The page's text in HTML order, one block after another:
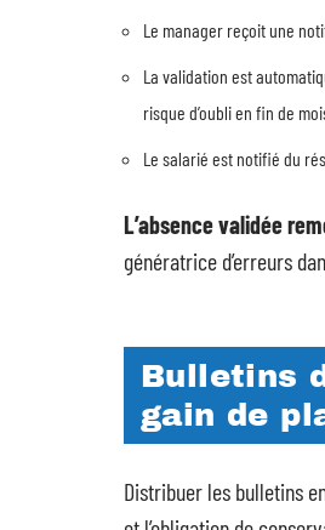
Le manager reçoit une
La validation est
risque d’oubli en fin de
Le salarié est notifié du
L’absence validée
génératrice d’erreurs
Bulletins
gain de
Distribuer les bulletins